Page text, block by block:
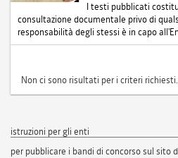
I testi pubblicati
consultazione documentale privo di
responsabilità degli stessi è in capo
Non ci sono risultati per i criteri richiesti.
istruzioni per gli enti
per pubblicare i bandi di concorso sul sito